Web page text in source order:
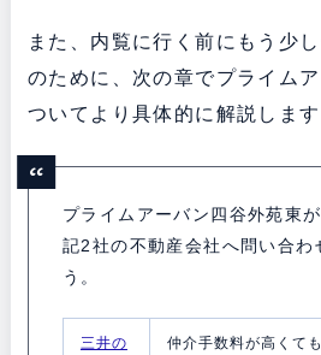
また、内覧に行く前にもう少
のために、次の章でプライム
ついてより具体的に解説します
プライムアーバン四谷外苑東
記2社の不動産会社へ問い合わ
う。
三井の
仲介手数料が高くて